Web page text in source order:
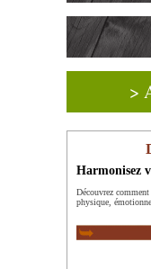
>
Harmonisez
Découvrez
physique,